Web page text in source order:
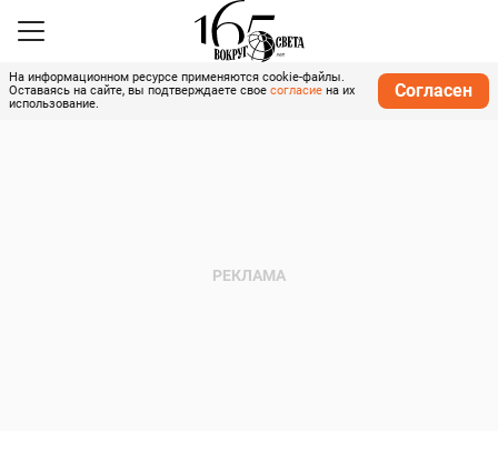
На информационном ресурсе применяются cookie-файлы.
Оставаясь на сайте, вы подтверждаете свое согласие на их
использование.
Согласен